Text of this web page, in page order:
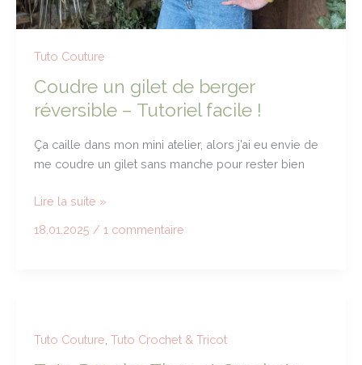
Tuto Couture
Coudre un gilet de berger
réversible – Tutoriel facile !
Ça caille dans mon mini atelier, alors j’ai eu envie de
me coudre un gilet sans manche pour rester bien
Coudre
Tutoriel
Lire la suite »
18.01.2025 / 1 commentaire
Tuto Couture Tuto Crochet & Tricot